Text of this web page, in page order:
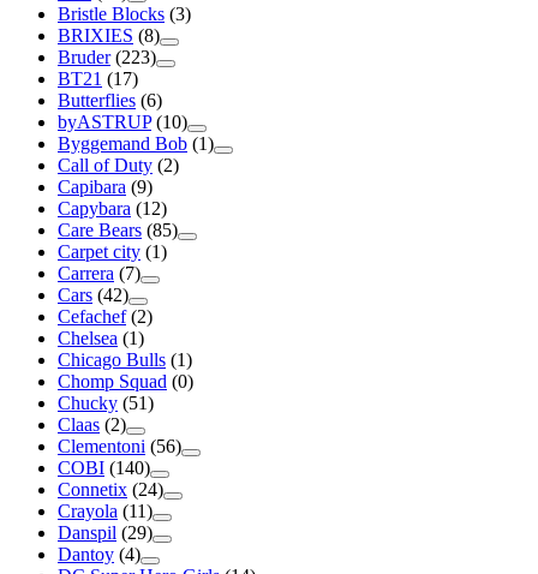
Bristle Blocks (3)
BRIXIES (8)
Bruder (223)
BT21 (17)
Butterflies (6)
byASTRUP (10)
Byggemand Bob (1)
Call of Duty (2)
Capibara (9)
Capybara (12)
Care Bears (85)
Carpet city (1)
Carrera (7)
Cars (42)
Cefachef (2)
Chelsea (1)
Chicago Bulls (1)
Chomp Squad (0)
Chucky (51)
Claas (2)
Clementoni (56)
COBI (140)
Connetix (24)
Crayola (11)
Danspil (29)
Dantoy (4)